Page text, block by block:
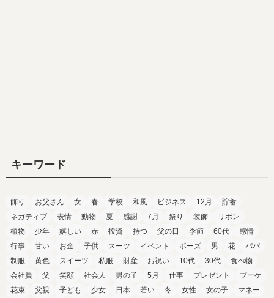
キーワード
飾り お父さん 女 春 学校 和風 ビジネス 12月
貯蓄
ネガティブ
表情 動物 夏 感謝 7月 祭り 装飾
リボン
植物
少年 嬉しい 赤 投資 持つ 父の日 季節 60代
感情
行事
甘い お金 子供 スーツ イベント ポーズ 男 花
パパ
制服
黄色 スイーツ 私服 財産 お祝い 10代 30代
食べ物
会社員
父 笑顔 社会人 男の子 5月 仕事 プレゼント
ブーケ
花束
父親 子ども 少女 日本 若い 冬 女性 女の子
マネー